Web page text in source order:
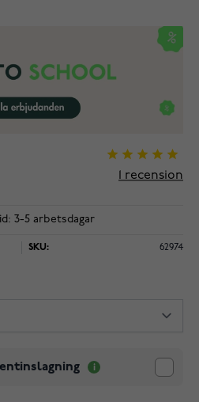
1 recension
3-5 arbetsdagar
SKU: 62974